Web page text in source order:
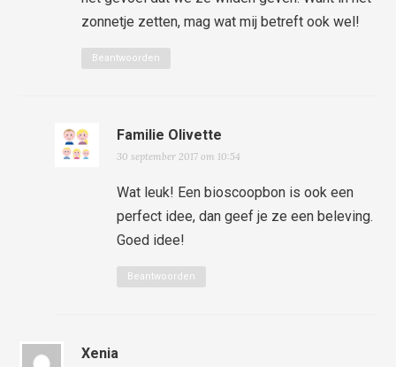
zonnetje zetten, mag wat mij betreft ook wel!
Beantwoorden
Familie Olivette
30 september 2017 om 10:54
Wat leuk! Een bioscoopbon is ook een
perfect idee, dan geef je ze een beleving.
Goed idee!
Beantwoorden
Xenia